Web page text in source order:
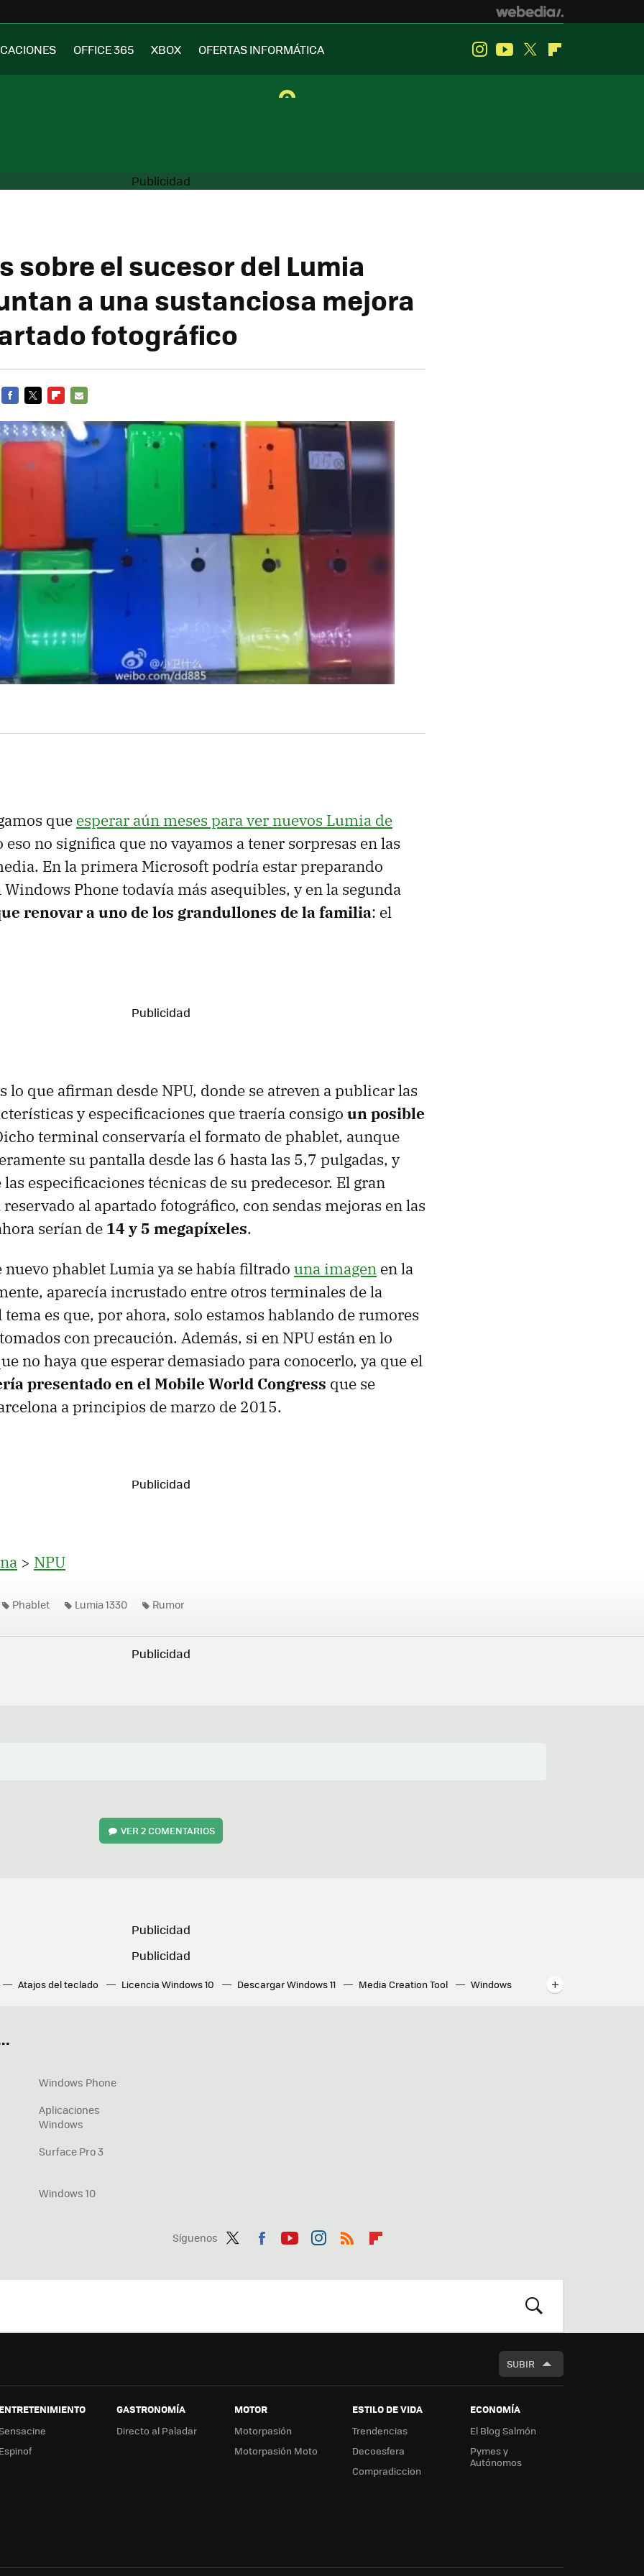
OFFICE 365 XBOX OFERTAS INFORMÁTICA InstagramYoutube
Twitter
sobre el sucesor del Lumia
a una sustanciosa mejora
fotográfico
MAIL
que esperar aún meses para ver nuevos Lumia de
eso no significa que no vayamos a tener sorpresas en las
En la primera Microsoft podría estar preparando
Phone todavía más asequibles, y en la segunda
renovar a uno de los grandullones de la familia: el
lo que afirman desde NPU, donde se atreven a publicar las
y especificaciones que traería consigo un posible
terminal conservaría el formato de phablet, aunque
su pantalla desde las 6 hasta las 5,7 pulgadas, y
especificaciones técnicas de su predecesor. El gran
al apartado fotográfico, con sendas mejoras en las
serían de 14 y 5 megapíxeles.
nuevo phablet Lumia ya se había filtrado una imagen en la
aparecía incrustado entre otros terminales de la
es que, por ahora, solo estamos hablando de rumores
con precaución. Además, si en NPU están en lo
no haya que esperar demasiado para conocerlo, ya que el
presentado en el Mobile World Congress que se
a principios de marzo de 2015.
> NPU
Phablet Lumia 1330 Rumor
VER2 COMENTARIOS
Atajos del teclado Licencia Windows 10 Descargar Windows 11 Media Creation Tool
Windows
Síguenos
ter
ebo tub agr
boa
Windows Phone
Aplicaciones
Windows
Surface Pro 3
Windows 10
BUSCAR
SUBIR
ENTRETENIMIENTO
Espinof
GASTRONOMÍA
Directo al Paladar
MOTOR
Motorpasión
Motorpasión Moto
ESTILO DE VIDA
Trendencias
Decoesfera
Compradiccion
ECONOMÍA
El Blog Salmón
Pymes y
Autónomos